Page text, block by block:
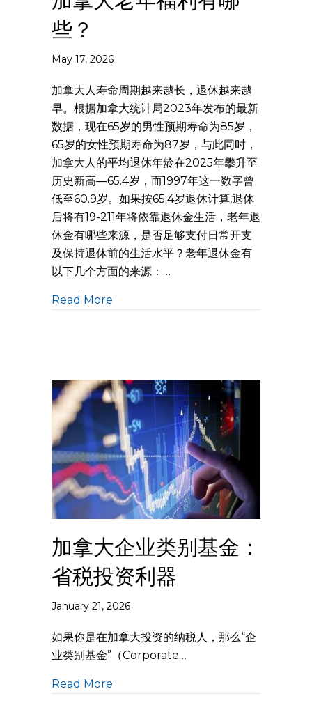
些？
May 17, 2026
加拿大人寿命周期越来越长，退休越来越
早。根据加拿大统计局2023年发布的最新
数据，现在65岁的男性预期寿命为85岁，
65岁的女性预期寿命为87岁，与此同时，
加拿大人的平均退休年龄在2025年攀升至
历史新高—65.4岁，而1997年这一数字曾
低至60.9岁。如果按65.4岁退休计算,退休
后将有19-211年将依靠退休金生活，老年退
休金有哪些来源，是否足够支付日常开支
及保持退休前的生活水平？老年退休金有
以下几个方面的来源：…
Read More
加拿大企业类别基金：
省税投资利器
January 21, 2026
如果你是在加拿大投资的纳税人，那么“企
业类别基金”（Corporate…
Read More